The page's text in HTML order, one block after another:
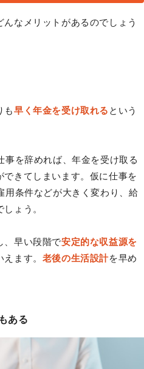
なメリットがあるのでしょう
も早く年金を受け取れる という
事を辞めれば、年金を受け取る
きてしまいます。仮に仕事を
用条件などが大きく変わり、給
ょう。
、早い段階で安定的な収益源を
ます。 老後の生活設計を早め
ある